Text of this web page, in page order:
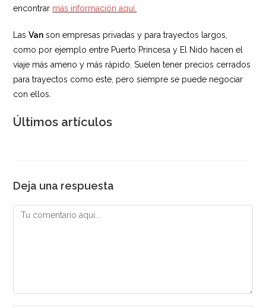
encontrar más información aquí.
LasVan son empresas privadas y para trayectos largos,
como por ejemplo entre Puerto Princesa y El Nido hacen el
viaje más ameno y más rápido. Suelen tener precios cerrados
para trayectos como este, pero siempre se puede negociar
con ellos.
Últimos artículos
Deja una respuesta